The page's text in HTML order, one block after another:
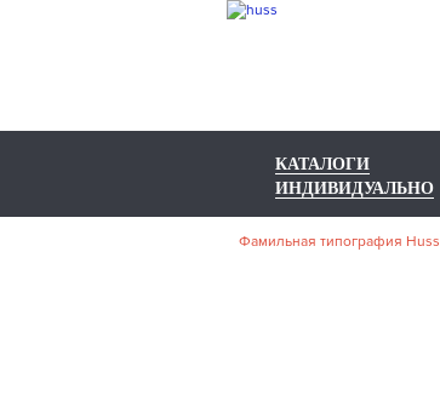
КАТАЛОГИ
ИНДИВИДУАЛЬНО
Фамильная типография Huss